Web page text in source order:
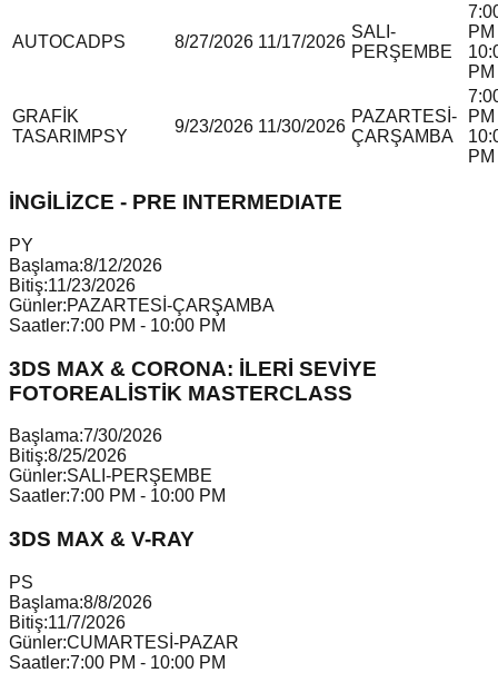
AUTOCADPS 8/27/2026 11/17/2026
SALI-
PERŞEMBE
PM
PM
GRAFİK
TASARIM PSY
9/23/2026 11/30/2026
PAZARTESİ-
ÇARŞAMBA
PM
PM
İNGİLİZCE - PRE INTERMEDIATE
PY
Başlama:8/12/2026
Bitiş:11/23/2026
Günler:PAZARTESİ-ÇARŞAMBA
Saatler:7:00 PM - 10:00 PM
3DS MAX & CORONA: İLERİ SEVİYE
FOTOREALİSTİK MASTERCLASS
Başlama:7/30/2026
Bitiş:8/25/2026
Günler:SALI-PERŞEMBE
Saatler:7:00 PM - 10:00 PM
3DS MAX & V-RAY
PS
Başlama:8/8/2026
Bitiş:11/7/2026
Günler:CUMARTESİ-PAZAR
Saatler:7:00 PM - 10:00 PM